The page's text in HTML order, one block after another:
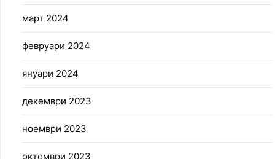
март 2024
февруари 2024
януари 2024
декември 2023
ноември 2023
октомври 2023